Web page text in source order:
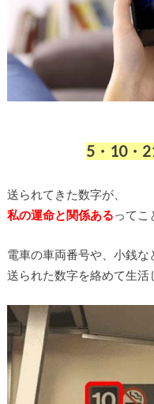
5・10・
送られてきた数字が、
私の運命と関係あるってこ
電車の車両番号や、小銭な
送られた数字を絡めて生活